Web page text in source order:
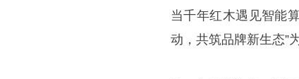
当千年红木遇见智能
动，共筑品牌新生态”